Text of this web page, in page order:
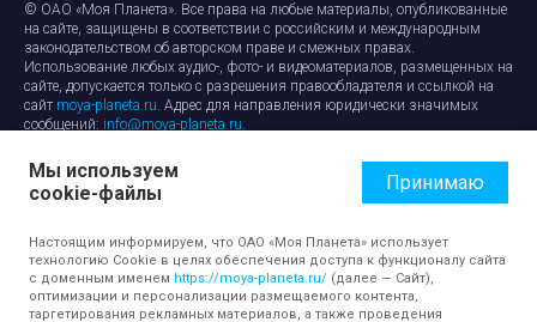
© ОАО «Моя Планета». Все права на любые материалы, опубликованные
на сайте, защищены в соответствии с российским и международным
законодательством об авторском праве и смежных правах.
Использование любых аудио-, фото- и видеоматериалов, размещенных на
сайте, допускается только с разрешения правообладателя и ссылкой на
сайт moya-planeta.ru. Адрес для направления юридически значимых
сообщений: info@moya-planeta.ru.
Правила сайтаРабота с cookie-файлами
Защита персональных данных
Обработка персональных данных
Мы используем
cookie-файлы
Принимаю
Настоящим информируем, что ОАО «Моя Планета» использует
технологию Cookie в целях обеспечения доступа к функционалу сайта
с доменным именем https://moya-planeta.ru/ (далее — Сайт),
оптимизации и персонализации размещаемого контента,
таргетирования рекламных материалов, а также проведения